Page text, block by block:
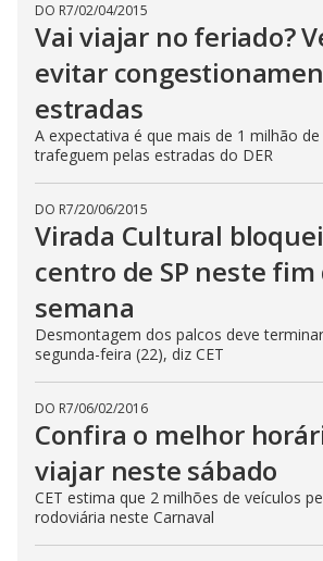
DO R7/02/04/2015
Vai viajar no feriado?
evitar
estradas
A expectativa é que mais de 1 milhão de
trafeguem pelas estradas do DER
DO R7/20/06/2015
Virada Cultural
centro de SP neste fim
semana
Desmontagem dos palcos deve
segunda-feira (22), diz CET
DO R7/06/02/2016
Confira o melhor
viajar neste sábado
CET estima que 2 milhões de veículos
rodoviária neste Carnaval